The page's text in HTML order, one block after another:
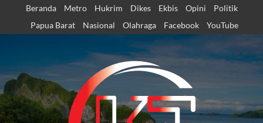
content
Beranda Metro Hukrim Dikes Ekbis Opini
Politik
Papua Barat
Nasional Olahraga Facebook YouTube